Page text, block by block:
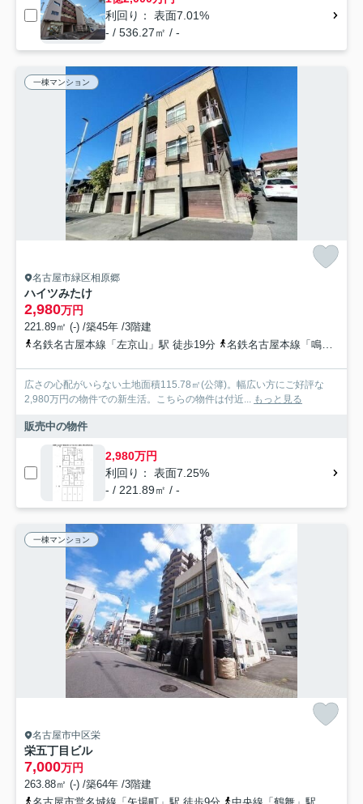
利回り： 表面7.01%
- / 536.27㎡ / -
一棟マンション
名古屋市緑区相原郷
ハイツみたけ
2,980万円
221.89㎡ (-) /築45年 /3階建
名鉄名古屋本線「左京山」駅 徒歩19分
名鉄名古屋本線「鳴海」駅 徒歩20分
広さの心配がいらない土地面積115.78㎡(公簿)。幅広い方にご好評な
2,980万円の物件での新生活。こちらの物件は付近... もっと見る
販売中の物件
2,980万円
利回り： 表面7.25%
- / 221.89㎡ / -
一棟マンション
名古屋市中区栄
栄五丁目ビル
7,000万円
263.88㎡ (-) /築64年 /3階建